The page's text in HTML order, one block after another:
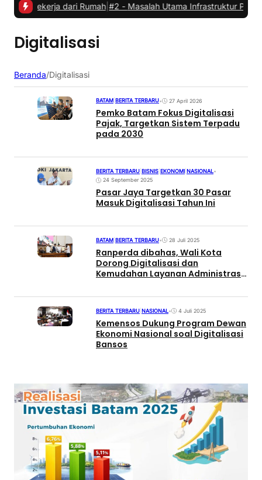
dari Rumah| #2 -Masalah Utama Infrastruktur Pengisian
Digitalisasi
Beranda/Digitalisasi
BATAM BERITA TERBARU• 27 April 2026
Pemko Batam Fokus Digitalisasi
Pajak, Targetkan Sistem Terpadu
pada 2030
BERITA TERBARU BISNIS EKONOMI NASIONAL•
24 September 2025
Pasar Jaya Targetkan 30 Pasar
Masuk Digitalisasi Tahun Ini
BATAM BERITA TERBARU• 28 Juli 2025
Ranperda dibahas, Wali Kota
Dorong Digitalisasi dan
Kemudahan Layanan Administrasi
BERITA TERBARU NASIONAL• 4 Juli 2025
Kemensos Dukung Program Dewan
Ekonomi Nasional soal Digitalisasi
Bansos